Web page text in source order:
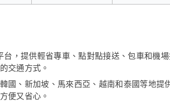
，提供輕省專車、點對點接送、包車和機
交通方式。
國、新加坡、馬來西亞、越南和泰國等地提
便又省心。